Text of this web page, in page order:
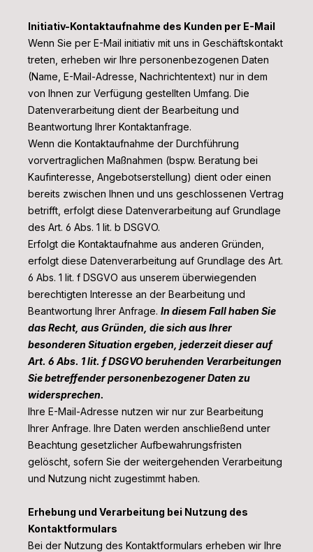
Initiativ-Kontaktaufnahme des Kunden per E-Mail
Wenn Sie per E-Mail initiativ mit uns in Geschäftskontakt
treten, erheben wir Ihre personenbezogenen Daten
(Name, E-Mail-Adresse, Nachrichtentext) nur in dem
von Ihnen zur Verfügung gestellten Umfang. Die
Datenverarbeitung dient der Bearbeitung und
Beantwortung Ihrer Kontaktanfrage.
Wenn die Kontaktaufnahme der Durchführung
vorvertraglichen Maßnahmen (bspw. Beratung bei
Kaufinteresse, Angebotserstellung) dient oder einen
bereits zwischen Ihnen und uns geschlossenen Vertrag
betrifft, erfolgt diese Datenverarbeitung auf Grundlage
des Art. 6 Abs. 1 lit. b DSGVO.
Erfolgt die Kontaktaufnahme aus anderen Gründen,
erfolgt diese Datenverarbeitung auf Grundlage des Art.
6 Abs. 1 lit. f DSGVO aus unserem überwiegenden
berechtigten Interesse an der Bearbeitung und
Beantwortung Ihrer Anfrage. In diesem Fall haben Sie
das Recht, aus Gründen, die sich aus Ihrer
besonderen Situation ergeben, jederzeit dieser auf
Art. 6 Abs. 1 lit. f DSGVO beruhenden Verarbeitungen
Sie betreffender personenbezogener Daten zu
widersprechen.
Ihre E-Mail-Adresse nutzen wir nur zur Bearbeitung
Ihrer Anfrage. Ihre Daten werden anschließend unter
Beachtung gesetzlicher Aufbewahrungsfristen
gelöscht, sofern Sie der weitergehenden Verarbeitung
und Nutzung nicht zugestimmt haben.
Erhebung und Verarbeitung bei Nutzung des
Kontaktformulars
Bei der Nutzung des Kontaktformulars erheben wir Ihre